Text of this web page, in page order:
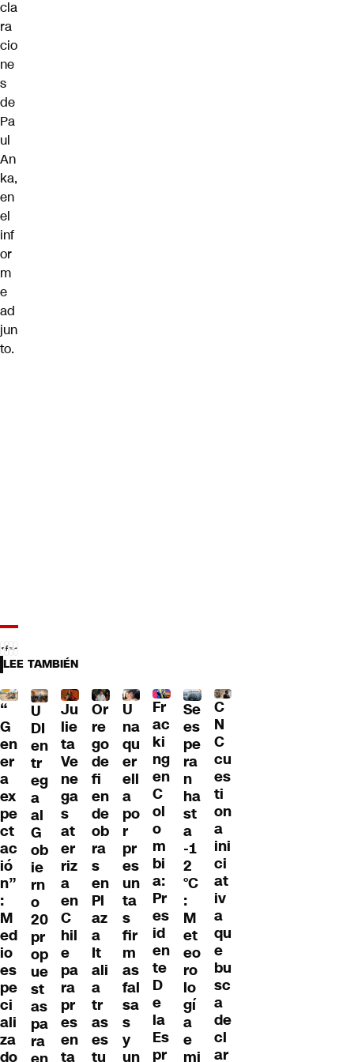
cla
ra
cio
ne
s
de
Pa
ul
An
ka,
en
el
inf
or
m
e
ad
jun
to.
LEE TAMBIÉN
“
G
en
er
a
ex
pe
ct
ac
ió
n”
:
M
ed
io
es
pe
ci
ali
za
do
U
DI
en
tr
eg
a
al
G
ob
ie
rn
o
20
pr
op
ue
st
as
pa
ra
Ju
lie
ta
Ve
ne
ga
s
at
er
riz
a
en
C
hil
e
pa
ra
pr
es
en
ta
Or
re
go
de
fi
en
de
ob
ra
s
en
Pl
az
a
It
ali
a
tr
as
es
tu
U
na
qu
er
ell
a
po
r
pr
es
un
ta
s
fir
m
as
fal
sa
s
y
un
Fr
ac
ki
ng
en
C
ol
o
m
bi
a:
Pr
es
id
en
te
D
e
la
Es
pr
Se
es
pe
ra
n
ha
st
a
-1
2
°C
:
M
et
eo
ro
lo
gí
a
e
mi
C
N
C
cu
es
ti
on
a
ini
ci
at
iv
a
qu
e
bu
sc
a
de
cl
ar